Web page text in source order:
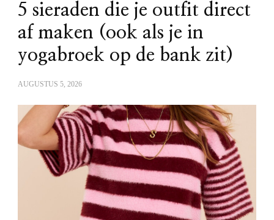
5 sieraden die je outfit direct
af maken (ook als je in
yogabroek op de bank zit)
AUGUSTUS 5, 2026